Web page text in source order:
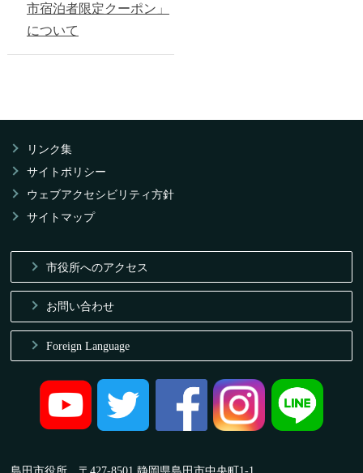
市宿泊者限定クーポン」
について
リンク集
サイトポリシー
ウェブアクセシビリティ方針
サイトマップ
市役所へのアクセス
お問い合わせ
Foreign Language